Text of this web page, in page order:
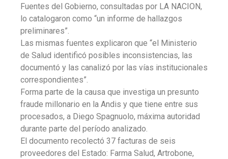
Fuentes del Gobierno, consultadas por LA NACION,
lo catalogaron como “un informe de hallazgos
preliminares”.
Las mismas fuentes explicaron que “el Ministerio
de Salud identificó posibles inconsistencias, las
documentó y las canalizó por las vías institucionales
correspondientes”.
Forma parte de la causa que investiga un presunto
fraude millonario en la Andis y que tiene entre sus
procesados, a Diego Spagnuolo, máxima autoridad
durante parte del período analizado.
El documento recolectó 37 facturas de seis
proveedores del Estado: Farma Salud, Artrobone,